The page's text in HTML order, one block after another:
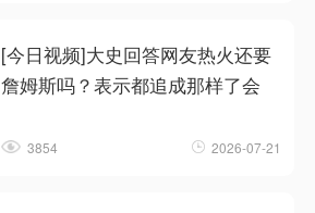
[今日视频]大史回答网友热火还要
詹姆斯吗？表示都追成那样了会
3854 2026-07-21